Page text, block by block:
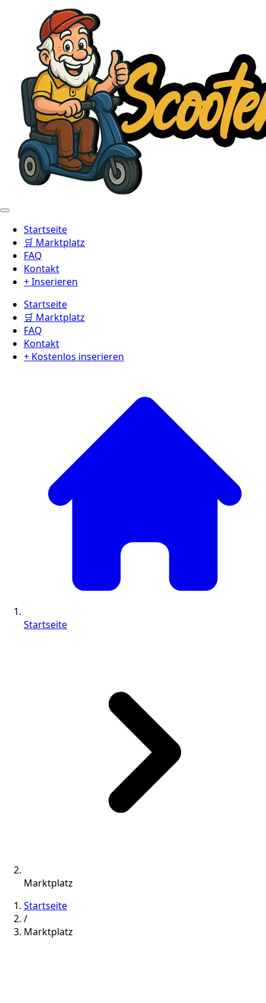
Startseite
🛒 Marktplatz
FAQ
Kontakt
+ Inserieren
Startseite
🛒 Marktplatz
FAQ
Kontakt
+ Kostenlos inserieren
Startseite
Marktplatz
Startseite
/
Marktplatz